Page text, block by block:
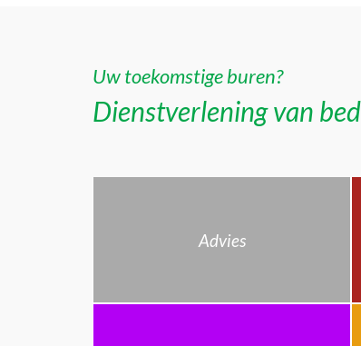
Uw toekomstige buren?
Dienstverlening van
Advies